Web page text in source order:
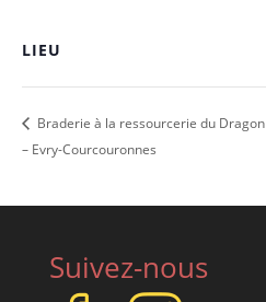
LIEU
Braderie à la ressourcerie du Dragon
– Evry-Courcouronnes
Suivez-nous